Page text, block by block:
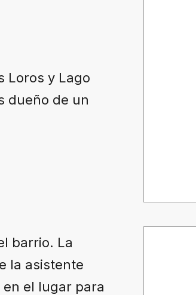
Loros y Lago
dueño de un
barrio. La
la asistente
el lugar para